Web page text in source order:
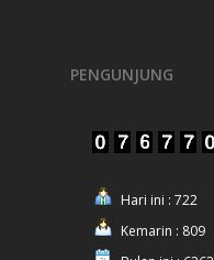
PENGUNJUNG
Hari ini : 722
Kemarin : 809